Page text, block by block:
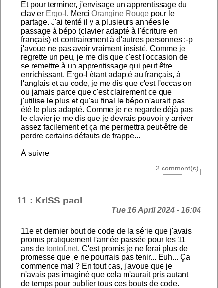
Et pour terminer, j'envisage un apprentissage du
clavier Ergo-l . Merci Orangine Rouge pour le
partage. J'ai tenté il y a plusieurs années le
passage à bépo (clavier adapté à l'écriture en
français) et contrairement à d'autres personnes :-p
j'avoue ne pas avoir vraiment insisté. Comme je
regrette un peu, je me dis que c'est l'occasion de
se remettre à un apprentissage qui peut être
enrichissant. Ergo-l étant adapté au français, à
l'anglais et au code, je me dis que c'est l'occasion
ou jamais parce que c'est clairement ce que
j'utilise le plus et qu'au final le bépo n'aurait pas
été le plus adapté. Comme je ne regarde déjà pas
le clavier je me dis que je devrais pouvoir y arriver
assez facilement et ça me permettra peut-être de
perdre certains défauts de frappe...
À suivre
2 comment(s)
11 : KrISS paol
Tue 16 April 2024 - 16:04
11e et dernier bout de code de la série que j'avais
promis pratiquement l'année passée pour les 11
ans de tontof.net. C'est promis je ne ferai plus de
promesse que je ne pourrais pas tenir... Euh... Ça
commence mal ? En tout cas, j'avoue que je
n'avais pas imaginé que cela m'aurait pris autant
de temps pour publier tous ces bouts de code.